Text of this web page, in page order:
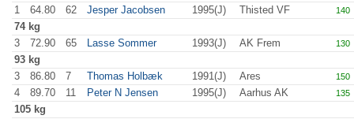
1
64.80 62 Jesper Jacobsen 1995(J) Thisted VF 140
74 kg
3
72.90 65 Lasse Sommer 1993(J) AK Frem 130
93 kg
3
86.80 7 Thomas Holbæk 1991(J) Ares 150
4 89.70 11 Peter N Jensen 1995(J) Aarhus AK 135
105 kg